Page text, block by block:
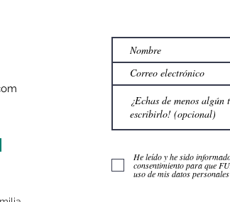
He leído y he sido
consentimiento para que
uso de mis datos